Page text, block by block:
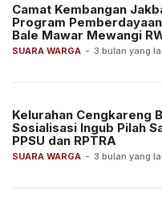
SUARA WARGA - 3 bulan yang
Camat Kembangan
Program
Bale Mawar Mewangi
SUARA WARGA - 3 bulan yang
Kelurahan Cengkareng
Sosialisasi Ingub Pilah
PPSU dan RPTRA